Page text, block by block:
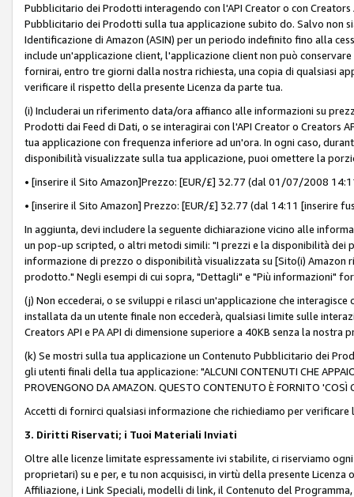
Pubblicitario dei Prodotti interagendo con l'API Creator o con
Pubblicitario dei Prodotti sulla tua applicazione subito do. Salvo non
Identificazione di Amazon (ASIN) per un periodo indefinito fino alla
include un'applicazione client, l'applicazione client non può
fornirai, entro tre giorni dalla nostra richiesta, una copia di qualsiasi
verificare il rispetto della presente Licenza da parte tua.
(i) Includerai un riferimento data/ora affianco alle informazioni su
Prodotti dai Feed di Dati, o se interagirai con l'API Creator o Creators
tua applicazione con frequenza inferiore ad un'ora. In ogni caso,
disponibilità visualizzate sulla tua applicazione, puoi omettere la
• [inserire il Sito Amazon]Prezzo: [EUR/£] 32.77 (dal 01/07/2008
• [inserire il Sito Amazon] Prezzo: [EUR/£] 32.77 (dal 14:11 [inserire
In aggiunta, devi includere la seguente dichiarazione vicino alle
un pop-up scripted, o altri metodi simili: "I prezzi e la disponibilità
informazione di prezzo o disponibilità visualizzata su [Sito(i)
prodotto." Negli esempi di cui sopra, "Dettagli" e "Più informazioni"
(j) Non eccederai, o se sviluppi e rilasci un'applicazione che interagisce
installata da un utente finale non eccederà, qualsiasi limite sulle
Creators API e PA API di dimensione superiore a 40KB senza la nostra
(k) Se mostri sulla tua applicazione un Contenuto Pubblicitario dei
gli utenti finali della tua applicazione: "ALCUNI CONTENUTI CHE
PROVENGONO DA AMAZON. QUESTO CONTENUTO È FORNITO
Accetti di fornirci qualsiasi informazione che richiediamo per
3. Diritti Riservati; i Tuoi Materiali Inviati
Oltre alle licenze limitate espressamente ivi stabilite, ci riserviamo
proprietari) su e per, e tu non acquisisci, in virtù della presente
Affiliazione, i Link Speciali, modelli di link, il Contenuto del